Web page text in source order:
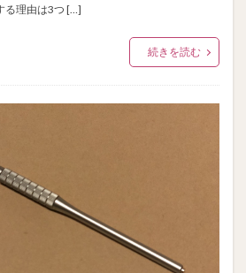
る理由は3つ […]
続きを読む